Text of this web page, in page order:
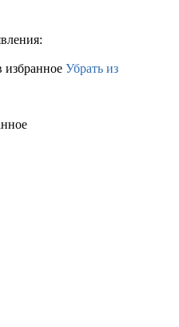
избранное Убрать из